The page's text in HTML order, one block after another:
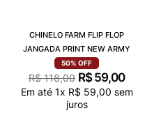
CHINELO FARM FLIP FLOP
JANGADA PRINT NEW ARMY
50% OFF
R$ 118,00 R$ 59,00
Em até 1x R$ 59,00 sem
juros